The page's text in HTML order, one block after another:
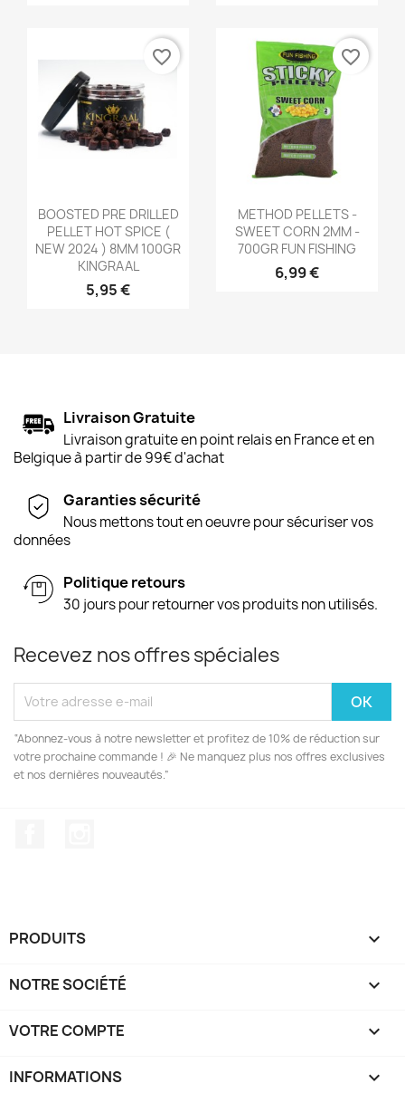
Aperçu rapide
BOOSTED PRE DRILLED
PELLET HOT SPICE (
NEW 2024 ) 8MM 100GR
KINGRAAL
5,95 €
favorite_border
Aperçu rapide
METHOD PELLETS -
SWEET CORN 2MM -
700GR FUN FISHING
6,99 €
favorite_border
Livraison Gratuite
Livraison gratuite en point relais en France et en
Belgique à partir de 99€ d'achat
Garanties sécurité
Nous mettons tout en oeuvre pour sécuriser vos
données
Politique retours
30 jours pour retourner vos produits non utilisés.
Recevez nos offres spéciales
“Abonnez-vous à notre newsletter et profitez de 10% de réduction sur
votre prochaine commande ! 🎉 Ne manquez plus nos offres exclusives
et nos dernières nouveautés.”
PRODUITS 
NOTRE SOCIÉTÉ 
VOTRE COMPTE 
INFORMATIONS keyboard_arrow_down